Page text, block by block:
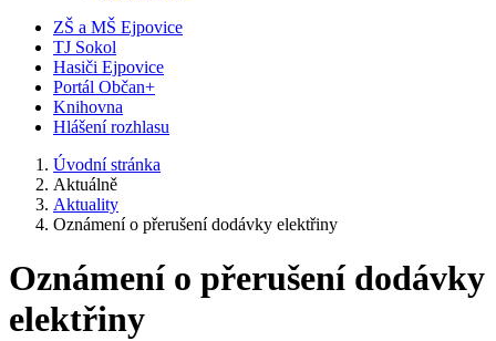
ZŠ a MŠ Ejpovice
TJ Sokol
Hasiči Ejpovice
Portál Občan+
Knihovna
Hlášení rozhlasu
Úvodní stránka
Aktuálně
Aktuality
Oznámení o přerušení dodávky elektřiny
Oznámení o přerušení dodávky
elektřiny